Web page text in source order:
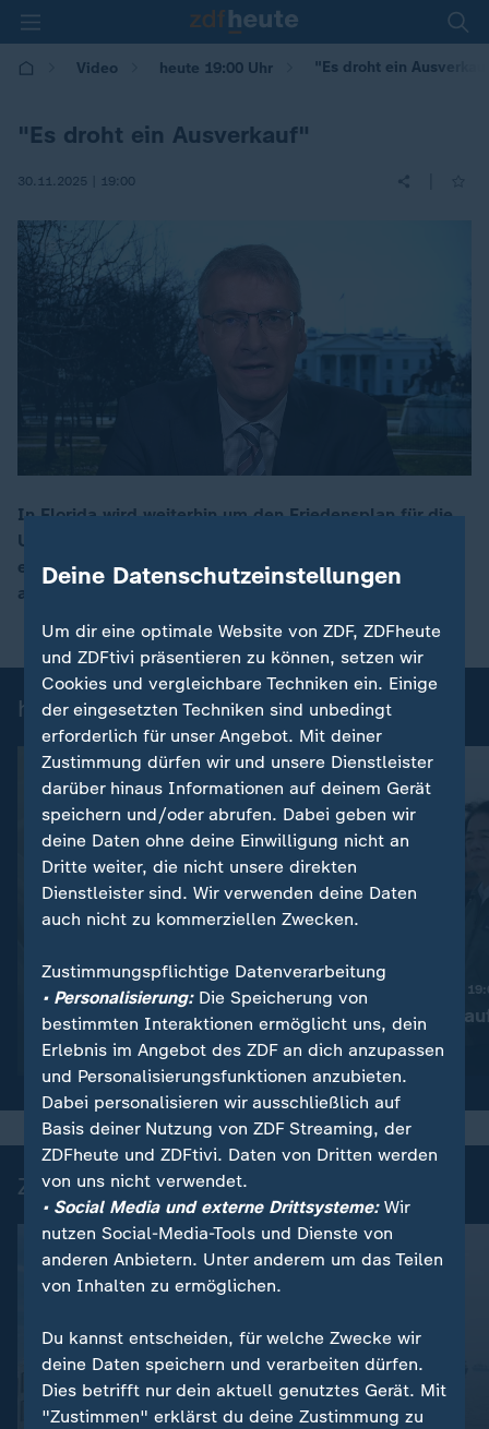
Video heute 19:00 Uhr "Es droht ein
"Es droht ein Ausverkauf"
30.11.2025 | 19:00
In Florida wird weiterhin um den Friedensplan für die
Ukraine gerungen. Was ist von dem Gespräch zu
erwarten? ZDF-Korrespondent Elmar Theveßen
analysiert.
heute 19:00 Uhr: Einzelbeiträge
Nachrichten | heute 19:00 Uhr
Trotz Krieg:
Leihmutterschaft in der
Ukraine
Video1:38
Nachrichten | heute
Taiwan rüstet
Video1:45
Zuletzt auf ZDFheute veröffentlicht
FAQ
Deine Datenschutzeinstellungen
Um dir eine optimale Website von ZDF, ZDFheute
und ZDFtivi präsentieren zu können, setzen wir
Cookies und vergleichbare Techniken ein. Einige
der eingesetzten Techniken sind unbedingt
erforderlich für unser Angebot. Mit deiner
Zustimmung dürfen wir und unsere Dienstleister
darüber hinaus Informationen auf deinem Gerät
speichern und/oder abrufen. Dabei geben wir
deine Daten ohne deine Einwilligung nicht an
Dritte weiter, die nicht unsere direkten
Dienstleister sind. Wir verwenden deine Daten
auch nicht zu kommerziellen Zwecken.
Zustimmungspflichtige Datenverarbeitung
• Personalisierung:Die Speicherung von
bestimmten Interaktionen ermöglicht uns, dein
Erlebnis im Angebot des ZDF an dich anzupassen
und Personalisierungsfunktionen anzubieten.
Dabei personalisieren wir ausschließlich auf
Basis deiner Nutzung von ZDF Streaming, der
ZDFheute und ZDFtivi. Daten von Dritten werden
von uns nicht verwendet.
• Social Media und externe Drittsysteme:Wir
nutzen Social-Media-Tools und Dienste von
anderen Anbietern. Unter anderem um das Teilen
von Inhalten zu ermöglichen.
Du kannst entscheiden, für welche Zwecke wir
deine Daten speichern und verarbeiten dürfen.
Dies betrifft nur dein aktuell genutztes Gerät. Mit
"Zustimmen" erklärst du deine Zustimmung zu